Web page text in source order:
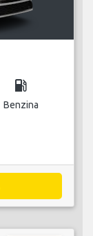
local_gas_station
Benzina